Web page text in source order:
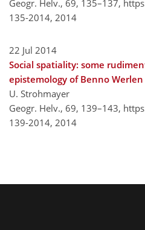
Geogr. Helv., 69, 135–137,
135-2014, 2014
22 Jul 2014
Social spatiality: some
epistemology of Benno Werlen
U. Strohmayer
Geogr. Helv., 69, 139–143,
139-2014, 2014